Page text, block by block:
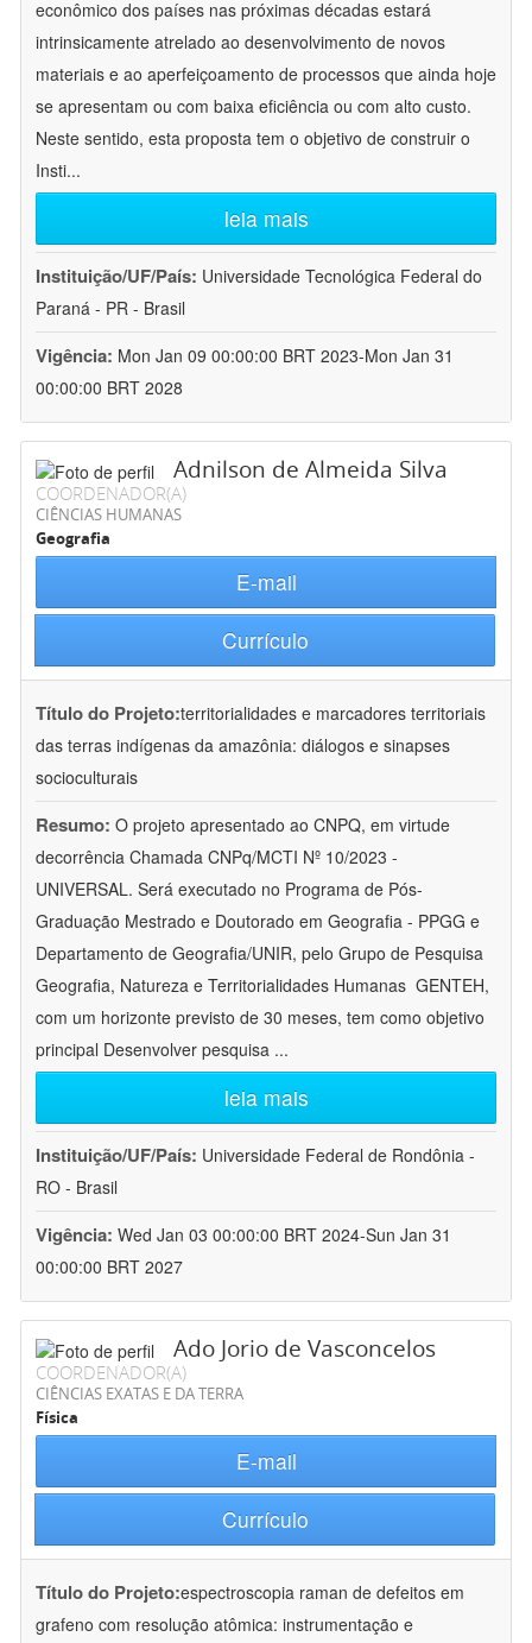
econômico dos países nas próximas décadas estará
intrinsicamente atrelado ao desenvolvimento de novos
materiais e ao aperfeiçoamento de processos que ainda hoje
se apresentam ou com baixa eficiência ou com alto custo.
Neste sentido, esta proposta tem o objetivo de construir o
Insti...
leia mais
Instituição/UF/País: Universidade Tecnológica Federal do
Paraná - PR - Brasil
Vigência: Mon Jan 09 00:00:00 BRT 2023-Mon Jan 31
00:00:00 BRT 2028
Adnilson de Almeida Silva
COORDENADOR(A)
CIÊNCIAS HUMANAS
Geografia
E-mail
Currículo
Título do Projeto:territorialidades e marcadores territoriais
das terras indígenas da amazônia: diálogos e sinapses
socioculturais
Resumo: O projeto apresentado ao CNPQ, em virtude
decorrência Chamada CNPq/MCTI Nº 10/2023 -
UNIVERSAL. Será executado no Programa de Pós-
Graduação Mestrado e Doutorado em Geografia - PPGG e
Departamento de Geografia/UNIR, pelo Grupo de Pesquisa
Geografia, Natureza e Territorialidades Humanas  GENTEH,
com um horizonte previsto de 30 meses, tem como objetivo
principal Desenvolver pesquisa ...
leia mais
Instituição/UF/País: Universidade Federal de Rondônia -
RO - Brasil
Vigência: Wed Jan 03 00:00:00 BRT 2024-Sun Jan 31
00:00:00 BRT 2027
Ado Jorio de Vasconcelos
COORDENADOR(A)
CIÊNCIAS EXATAS E DA TERRA
Física
E-mail
Currículo
Título do Projeto:espectroscopia raman de defeitos em
grafeno com resolução atômica: instrumentação e